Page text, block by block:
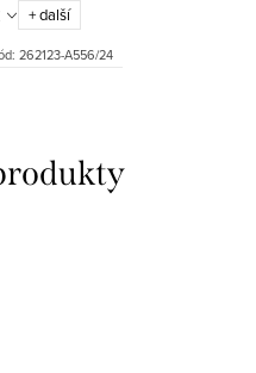
+ další
262123-A556/24